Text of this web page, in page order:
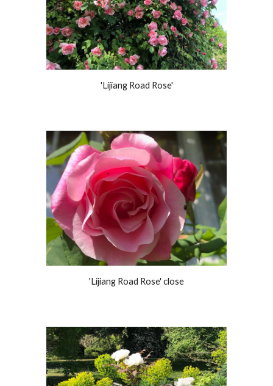
'Lijiang Road Rose'
'Lijiang Road Rose' close